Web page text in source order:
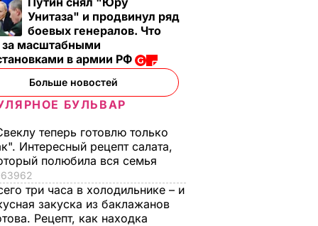
кабачки
6 августа, 18.09БУЛЬВАР
Унитаза" и продвинул ряд
боевых генералов. Что
за масштабными
в армии РФ
Больше новостей
БУЛЬВАР
теперь готовлю только
Интересный рецепт салата,
полюбила вся семья
63962
три часа в холодильнике – и
закуска из баклажанов
Рецепт, как находка